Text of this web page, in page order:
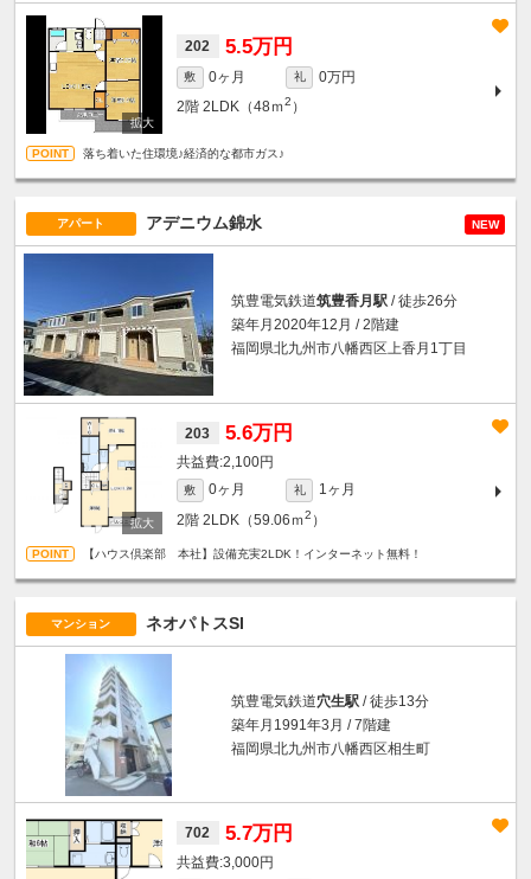
202 5.5万円
敷 0ヶ月 礼
0万円
2階 2LDK（48ｍ2 ）
落ち着いた住環境♪経済的な都市ガス♪
アパート アデニウム錦水 NEW
筑豊電気鉄道筑豊香月駅 / 徒歩26分
築年月2020年12月 / 2階建
福岡県北九州市八幡西区上香月1丁目
203 5.6万円
2,100円
敷 0ヶ月 礼
1ヶ月
2階 2LDK（59.06ｍ2 ）
【ハウス倶楽部 本社】設備充実2LDK！インターネット無料！
マンション ネオパトスSI
筑豊電気鉄道穴生駅 / 徒歩13分
築年月1991年3月 / 7階建
福岡県北九州市八幡西区相生町
702 5.7万円
3,000円